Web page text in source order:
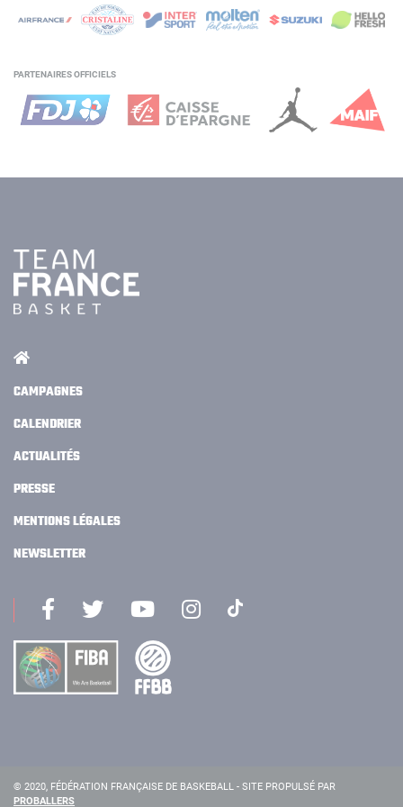
PARTENAIRES OFFICIELS
CAMPAGNES
CALENDRIER
ACTUALITÉS
PRESSE
MENTIONS LÉGALES
NEWSLETTER
© 2020, FÉDÉRATION FRANÇAISE DE BASKEBALL - SITE PROPULSÉ PAR
PROBALLERS